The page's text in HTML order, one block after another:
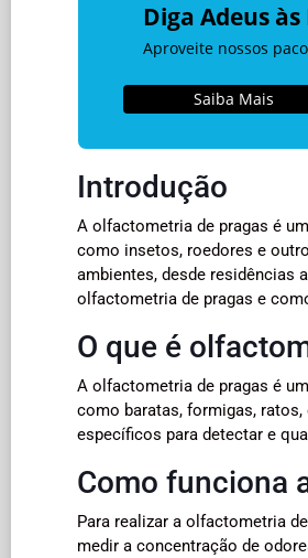
Diga Adeus às
Aproveite nossos
Saiba Mais
Introdução
A olfactometria de pragas é
como insetos, roedores e
ambientes, desde residências
olfactometria de pragas e
O que é
A olfactometria de pragas é
como baratas, formigas,
específicos para detectar e
Como funciona
Para realizar a olfactometria
medir a concentração de